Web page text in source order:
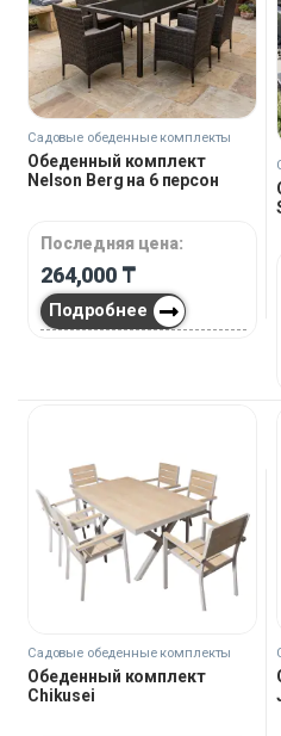
Садовые обеденные комплекты
Обеденный комплект
Nelson Berg на 6 персон
Последняя цена:
264,000 ₸
Подробнее
Садовые обеденные комплекты
Обеденный комплект
Chikusei